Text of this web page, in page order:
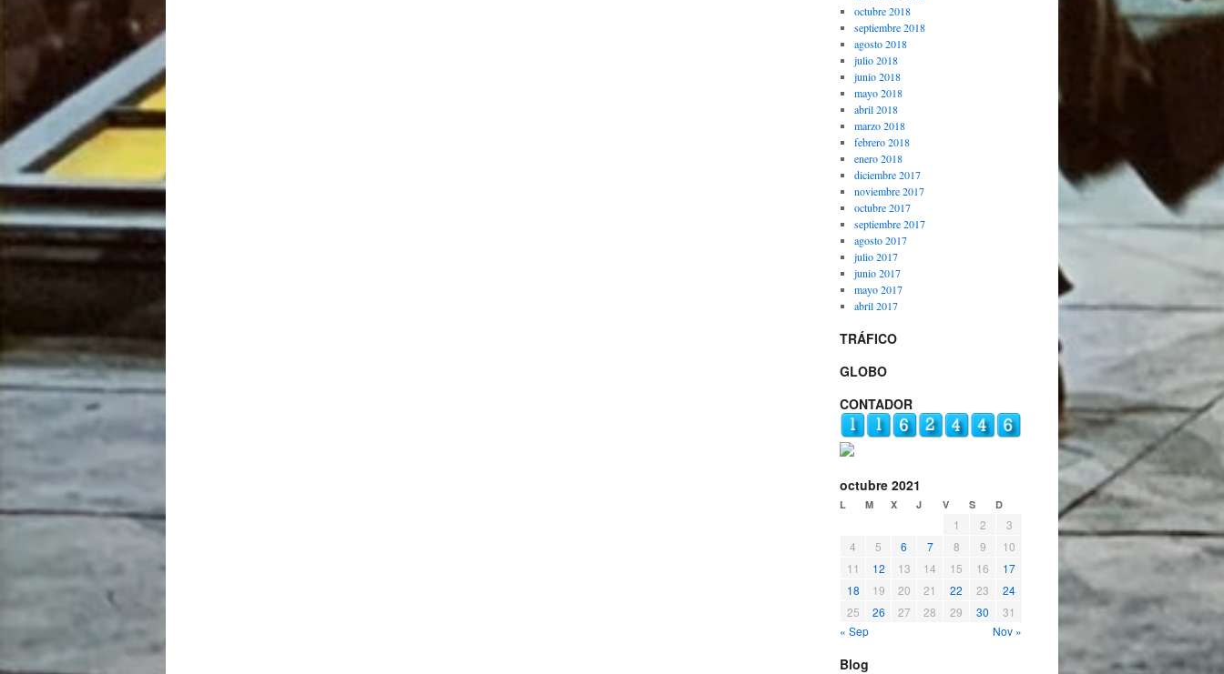
octubre 2018
septiembre 2018
agosto 2018
julio 2018
junio 2018
mayo 2018
abril 2018
marzo 2018
febrero 2018
enero 2018
diciembre 2017
noviembre 2017
octubre 2017
septiembre 2017
agosto 2017
julio 2017
junio 2017
mayo 2017
abril 2017
TRÁFICO
GLOBO
CONTADOR
octubre 2021
L M X J V S D
1 2
3
4
5 6 7 8 9
10
11
12 13 14 15 16
17
18
19 20 21 22 23
24
25
26 27 28 29 30
31
« Sep
Nov »
Blog